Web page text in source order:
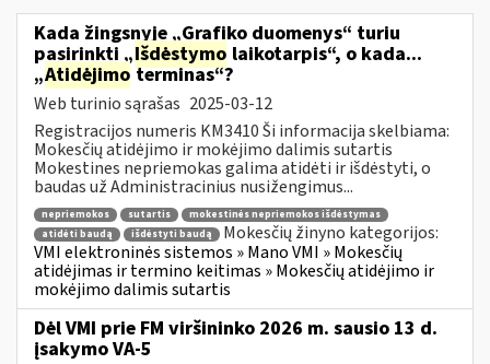
Kada žingsnyje „Grafiko duomenys“ turiu
pasirinkti „Išdėstymo laikotarpis“, o kada...
„Atidėjimoterminas“?
Web turinio sąrašas 2025-03-12
Registracijos numeris KM3410 Ši informacija skelbiama:
Mokesčių atidėjimo ir mokėjimo dalimis sutartis
Mokestines nepriemokas galima atidėti ir išdėstyti, o
baudas už Administracinius nusižengimus...
nepriemokos sutartis
mokestinės nepriemokos išdėstymas
atidėti baudą
išdėstyti baudą
Mokesčių žinyno kategorijos:
VMI elektroninės sistemos » Mano VMI » Mokesčių
atidėjimas ir termino keitimas » Mokesčių atidėjimo ir
mokėjimo dalimis sutartis
Dėl VMI prie FM viršininko 2026 m. sausio 13 d.
įsakymo VA-5